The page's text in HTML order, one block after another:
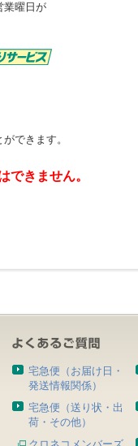
業曜日が
できます。
できません。
宅急便（お届け日・
発送情報関係）
宅急便（送り状・出
荷・その他）